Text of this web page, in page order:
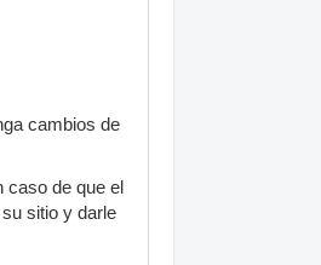
cambios de
de que el
sitio y darle